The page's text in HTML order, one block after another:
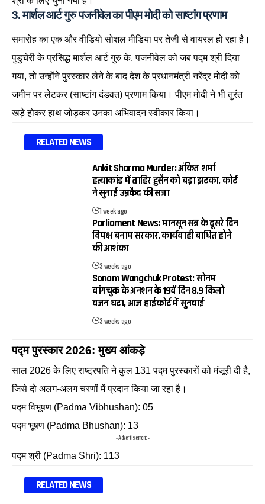
3. मार्शल आर्ट गुरु पजनीवेल का पीएम मोदी को साष्टांग प्रणाम
समारोह का एक और वीडियो सोशल मीडिया पर तेजी से वायरल हो रहा है।
पुडुचेरी के प्रसिद्ध मार्शल आर्ट गुरु के. पजनीवेल को जब पद्म श्री दिया
गया, तो उन्होंने पुरस्कार लेने के बाद देश के प्रधानमंत्री नरेंद्र मोदी को
जमीन पर लेटकर (साष्टांग दंडवत) प्रणाम किया। पीएम मोदी ने भी तुरंत
खड़े होकर हाथ जोड़कर उनका अभिवादन स्वीकार किया।
RELATED NEWS
Ankit Sharma Murder: अंकित शर्मा
हत्याकांड में ताहिर हुसैन को बड़ा झटका, कोर्ट
ने सुनाई उम्रकैद की सजा
1 week ago
Parliament News: मानसून सत्र के दूसरे दिन
विपक्ष बनाम सरकार, कार्यवाही बाधित होने
की आशंका
3 weeks ago
Sonam Wangchuk Protest: सोनम
वांगचुक के अनशन के 19वें दिन 8.9 किलो
वजन घटा, आज हाईकोर्ट में सुनवाई
3 weeks ago
पद्म पुरस्कार 2026: मुख्य आंकड़े
साल 2026 के लिए राष्ट्रपति ने कुल 131 पद्म पुरस्कारों को मंजूरी दी है,
जिसे दो अलग-अलग चरणों में प्रदान किया जा रहा है।
पद्म विभूषण (Padma Vibhushan): 05
पद्म भूषण (Padma Bhushan): 13
- Advertisement -
पद्म श्री (Padma Shri): 113
RELATED NEWS